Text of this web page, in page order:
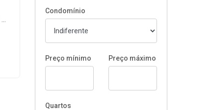
Condomínio
Preço mínimo Preço máximo
Quartos